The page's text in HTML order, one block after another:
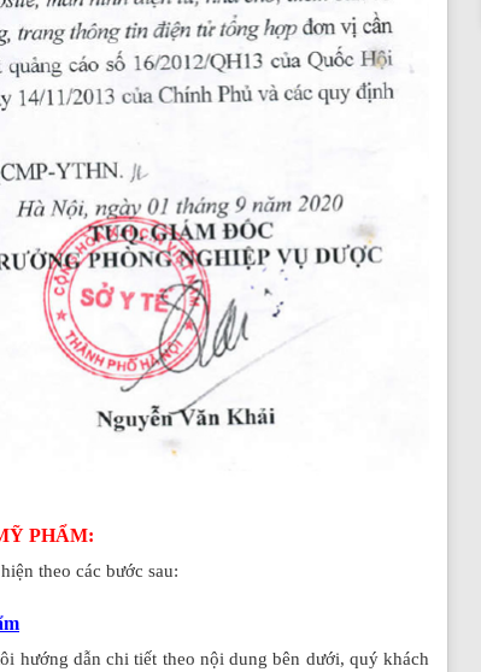
PHẨM:
theo các bước sau:
hướng dẫn chi tiết theo nội dung bên dưới, quý khách